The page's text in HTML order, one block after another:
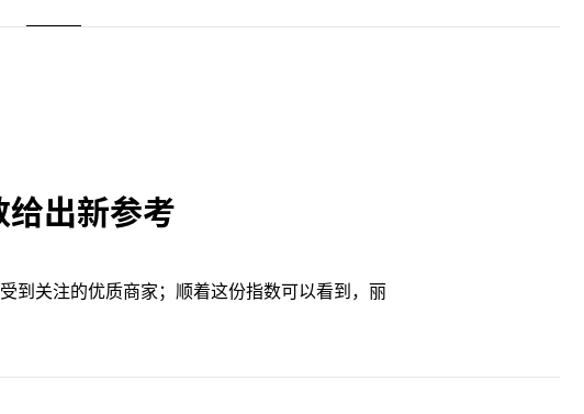
出新参考
到关注的优质商家；顺着这份指数可以看到，丽